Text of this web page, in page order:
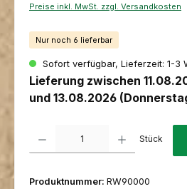
Preise inkl. MwSt. zzgl. Versandkosten
Nur noch 6 lieferbar
Sofort verfügbar, Lieferzeit: 1-3
Lieferung zwischen
und 13.08.2026
Stück
Produktnummer: RW90000